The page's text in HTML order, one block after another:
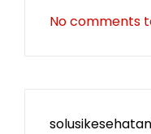
No comments